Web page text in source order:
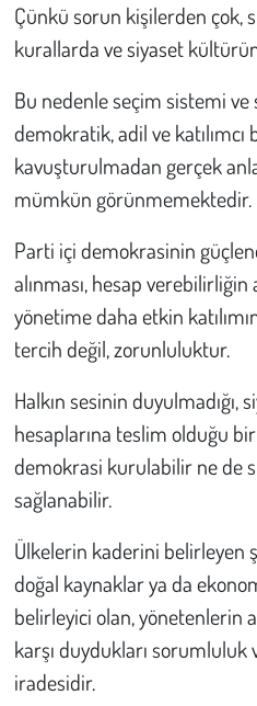
Çünkü sorun kişilerden çok,
kurallarda ve siyaset
Bu nedenle seçim sistemi ve
demokratik, adil ve katılımcı
kavuşturulmadan gerçek
mümkün görünmemektedir.
Parti içi demokrasinin
alınması, hesap verebilirliğin
yönetime daha etkin
tercih değil, zorunluluktur.
Halkın sesinin duyulmadığı,
hesaplarına teslim olduğu
demokrasi kurulabilir ne de
sağlanabilir.
Ülkelerin kaderini belirleyen
doğal kaynaklar ya da
belirleyici olan, yönetenlerin
karşı duydukları
iradesidir.